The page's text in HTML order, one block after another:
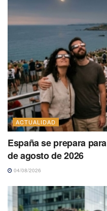
ACTUALIDAD
España se prepara
de agosto de 2026
04/08/2026